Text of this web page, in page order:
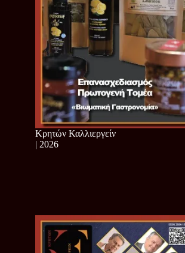
Κρητών Καλλιεργείν
| 2026